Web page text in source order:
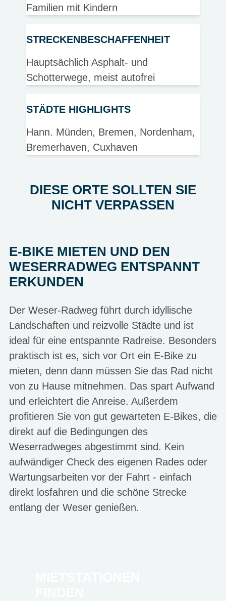
Familien mit Kindern
STRECKENBESCHAFFENHEIT
Hauptsächlich Asphalt- und
Schotterwege, meist autofrei
STÄDTE HIGHLIGHTS
Hann. Münden, Bremen, Nordenham,
Bremerhaven, Cuxhaven
DIESE ORTE SOLLTEN SIE
NICHT VERPASSEN
E-BIKE MIETEN UND DEN
WESERRADWEG ENTSPANNT
ERKUNDEN
Der Weser-Radweg führt durch idyllische
Landschaften und reizvolle Städte und ist
ideal für eine entspannte Radreise. Besonders
praktisch ist es, sich vor Ort ein E-Bike zu
mieten, denn dann müssen Sie das Rad nicht
von zu Hause mitnehmen. Das spart Aufwand
und erleichtert die Anreise. Außerdem
profitieren Sie von gut gewarteten E-Bikes, die
direkt auf die Bedingungen des
Weserradweges abgestimmt sind. Kein
aufwändiger Check des eigenen Rades oder
Wartungsarbeiten vor der Fahrt - einfach
direkt losfahren und die schöne Strecke
entlang der Weser genießen.